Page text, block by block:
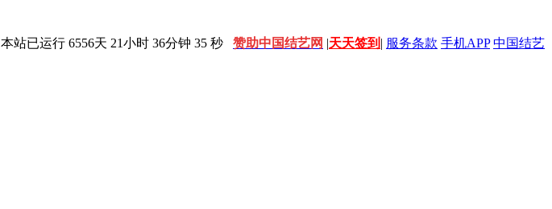
本站已运行 6556天 21小时 36分钟 35 秒 赞助中国结艺网 |天天签到 | 服务条款 手机APP 中国结艺